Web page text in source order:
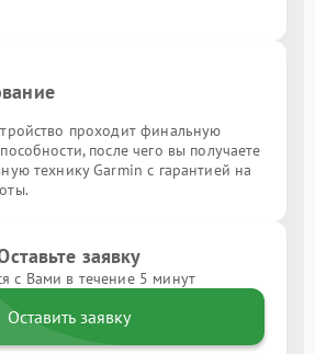
проходит финальную
после чего вы получаете
технику Garmin с гарантией на
заявку
с Вами в течение 5 минут
Оставить заявку